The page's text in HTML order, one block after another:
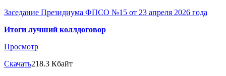
Заседание Президиума ФПСО №15 от 23 апреля 2026 года
Итоги лучший коллдоговор
Просмотр
Скачать218.3 Кбайт